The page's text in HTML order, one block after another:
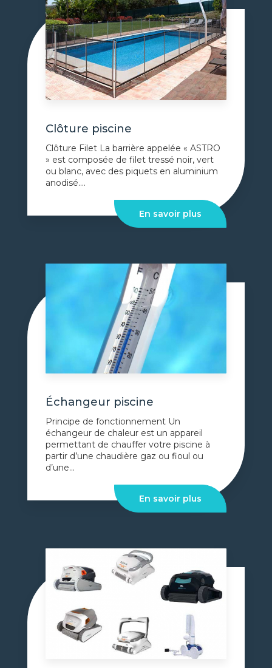
Clôture piscine
Clôture Filet La barrière appelée « ASTRO
» est composée de filet tressé noir, vert
ou blanc, avec des piquets en aluminium
anodisé....
En savoir plus
Échangeur piscine
Principe de fonctionnement Un
échangeur de chaleur est un appareil
permettant de chauffer votre piscine à
partir d’une chaudière gaz ou fioul ou
d’une...
En savoir plus